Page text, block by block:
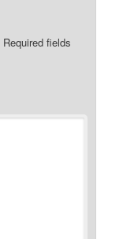
Required fields